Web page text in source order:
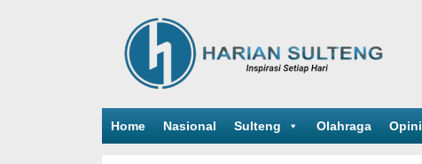
Home Nasional Sulteng Olahraga Opini